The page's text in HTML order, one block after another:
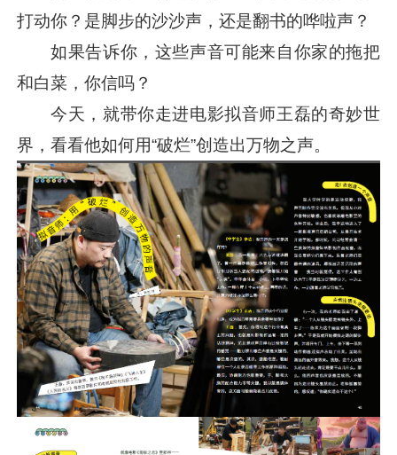
打动你？是脚步的沙沙声，还是翻书的哗啦声？
如果告诉你，这些声音可能来自你家的拖把
和白菜，你信吗？
今天，就带你走进电影拟音师王磊的奇妙世
界，看看他如何用“破烂”创造出万物之声。